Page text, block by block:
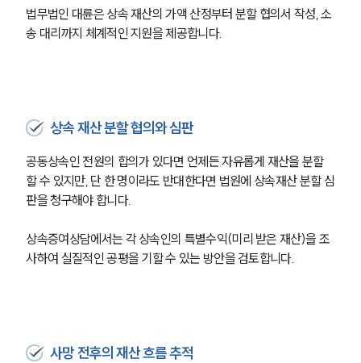
업무사례
고객후기
업무분야
전체
상속재산계산기(법정상속분)
법무법인 대륜은 상속 재산의 가액 산정부터 분할 협의서 작성, 소
송 대리까지 체계적인 지원을 제공합니다.
상속 재산 분할 협의와 심판
공동상속인 전원의 합의가 있다면 언제든 자유롭게 재산을 분할
할 수 있지만, 단 한 명이라도 반대한다면 법원에 상속재산 분할 심
판을 청구해야 합니다.
상속증여상담에서는 각 상속인의 특별수익(미리 받은 재산)을 조
사하여 실질적인 공평을 기할 수 있는 방안을 검토합니다.
사망 전후의 재산 흐름 추적